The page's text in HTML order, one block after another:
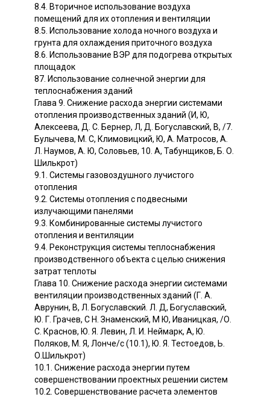
8.4. Вторичное использование воздуха
помещений для их отопления и вентиляции
8.5. Использование холода ночного воздуха и
грунта для охлаждения приточного воздуха
8.6. Использование ВЭР для подогрева открытых
площадок
87. Использование солнечной энергии для
теплоснабжения зданий
Глава 9. Снижение расхода энергии системами
отопления производственных зданий (И, Ю,
Алексеева, Д. С. Бернер, Л, Д. Богуславский, В, /7.
Булычева, М. С, Климовицкий, Ю, А. Матросов, А.
Л. Наумов, А. Ю, Соловьев, 10. А, Табунщиков, Б. О.
Шилькрот)
9.1. Системы газовоздушного лучистого
отопления
9.2. Системы отопления с подвесными
излучающими панелями
9.3. Комбинированные системы лучистого
отопления и вентиляции
9.4. Реконструкция системы теплоснабжения
производственного объекта с целью снижения
затрат теплоты
Глава 10. Снижение расхода энергии системами
вентиляции производственных зданий (Г. А.
Аврунин, В, Л. Богуславский. Л. Д, Богуславский,
Ю. Г. Грачев, С Н. Знаменский, М Ю, Иваницкая, /О.
С. Краснов, Ю. Я. Левин, Л. И. Неймарк, А, Ю.
Поляков, М. Я, Лонче/с (10.1), Ю. Я. Тестоедов, Ь.
О.Шилькрот)
10.1. Снижение расхода энергии путем
совершенствовании проектных решении систем
10.2. Совершенствование расчета элементов